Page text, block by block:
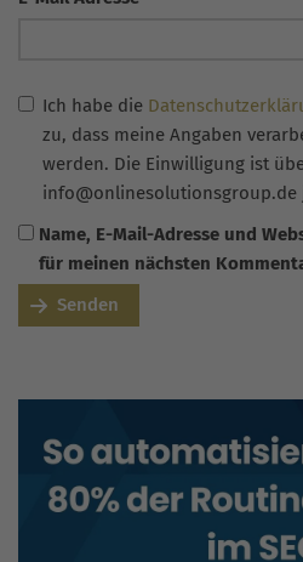
Ich habe die
zu, dass meine Angaben
werden. Die Einwilligung ist
Name, E-Mail-Adresse und
für meinen nächsten
Senden